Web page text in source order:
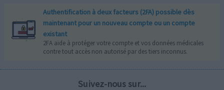
Authentification à deux facteurs (2FA) possible dès
maintenant pour un nouveau compte ou un compte
existant
2FA aide à protéger votre compte et vos données médicales
contre tout accès non autorisé par des tiers inconnus.
Suivez-nous sur...